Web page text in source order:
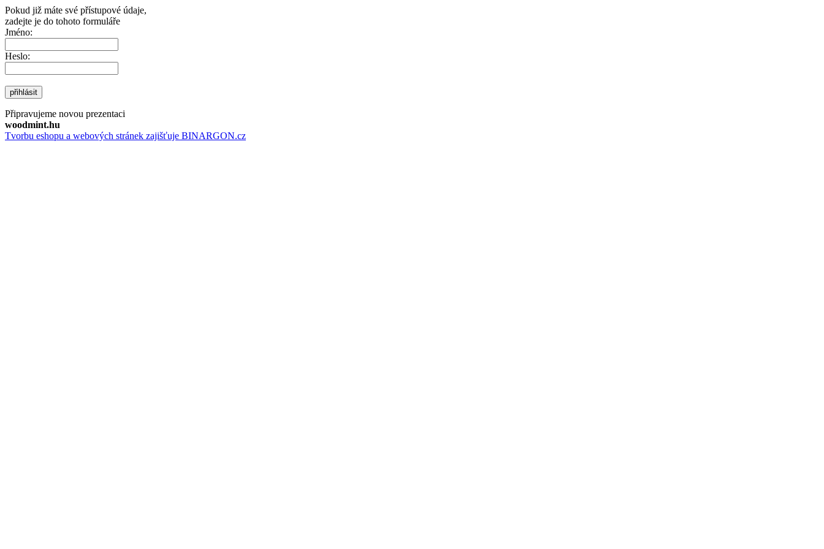
Pokud již máte své přístupové údaje,
zadejte je do tohoto formuláře
Jméno:
Heslo:
přihlásit
Připravujeme novou prezentaci
woodmint.hu
Tvorbu eshopu a webových stránek zajišťuje BINARGON.cz